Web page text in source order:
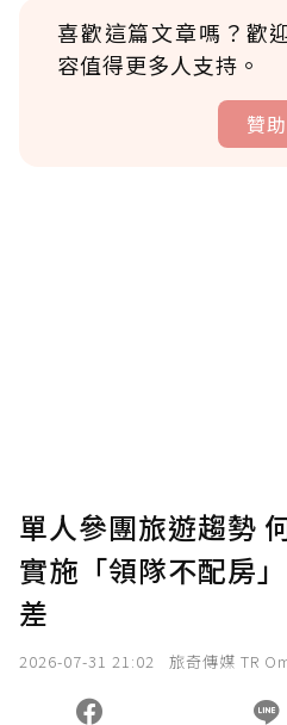
喜歡這篇文章嗎？歡
容值得更多人支持。
贊助
您當前剩餘 U 利點數：0
單人參團旅遊趨勢
實施「領隊不配房
差
2026-07-31 21:02 旅奇傳媒 TR